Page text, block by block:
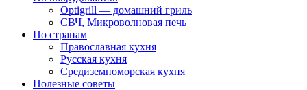
Optigrill — домашний гриль
СВЧ, Микроволновая печь
По странам
Православная кухня
Русская кухня
Средиземноморская кухня
Полезные советы